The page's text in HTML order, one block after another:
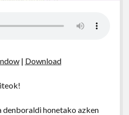
| Download
denboraldi honetako azken